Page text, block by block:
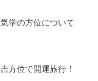
気学の方位について
吉方位で開運旅行！